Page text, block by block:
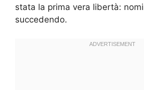
stata la prima vera libertà:
succedendo.